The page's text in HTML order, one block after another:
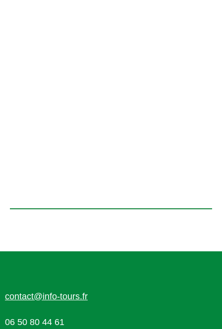
contact@info-tours.fr
06 50 80 44 61